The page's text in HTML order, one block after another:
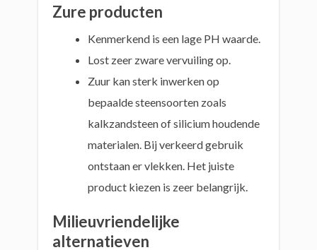
Zure producten
Kenmerkend is een lage PH waarde.
Lost zeer zware vervuiling op.
Zuur kan sterk inwerken op
bepaalde steensoorten zoals
kalkzandsteen of silicium houdende
materialen. Bij verkeerd gebruik
ontstaan er vlekken. Het juiste
product kiezen is zeer belangrijk.
Milieuvriendelijke
alternatieven